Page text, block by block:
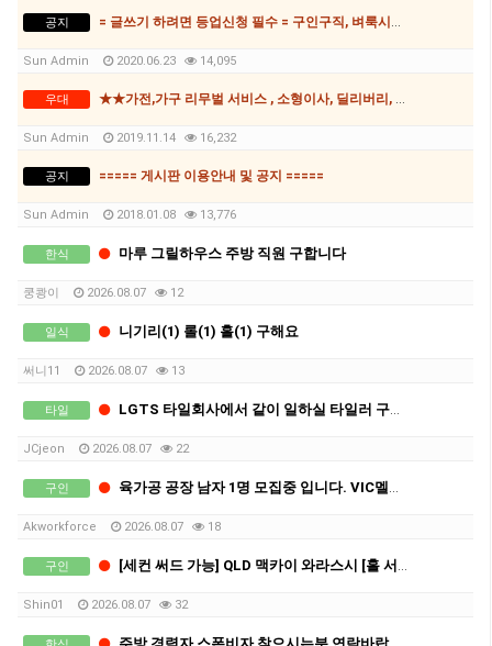
공지 = 글쓰기 하려면 등업신청 필수 = 구인구직, 벼룩시장, 과외, 자동차매매게시판 등
Sun Admin 2020.06.23 14,095
우대 ★★가전,가구 리무벌 서비스 , 소형이사, 딜리버리, 호주 최저가 포멧 후 윈도우설치 수리★★
Sun Admin 2019.11.14 16,232
공지 ===== 게시판 이용안내 및 공지 =====
Sun Admin 2018.01.08 13,776
한식 마루 그릴하우스 주방 직원 구합니다
쿵쾅이 2026.08.07 12
일식 니기리(1) 롤(1) 홀(1) 구해요
써니11 2026.08.07 13
타일 LGTS 타일회사에서 같이 일하실 타일러 구인합니다
JCjeon 2026.08.07 22
구인 육가공 공장 남자 1명 모집중 입니다. VIC멜버른, 차로 2-2.5시간 북쪽 세컨,써드 가능지역.
Akworkforce 2026.08.07 18
구인 [세컨 써드 가능] QLD 맥카이 와라스시 [홀 서빙] 구인
Shin01 2026.08.07 32